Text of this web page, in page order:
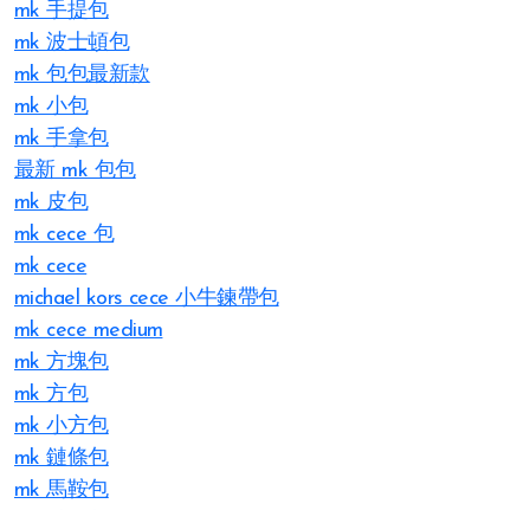
mk 手提包
mk 波士頓包
mk 包包最新款
mk 小包
mk 手拿包
最新 mk 包包
mk 皮包
mk cece 包
mk cece
michael kors cece 小牛鍊帶包
mk cece medium
mk 方塊包
mk 方包
mk 小方包
mk 鏈條包
mk 馬鞍包